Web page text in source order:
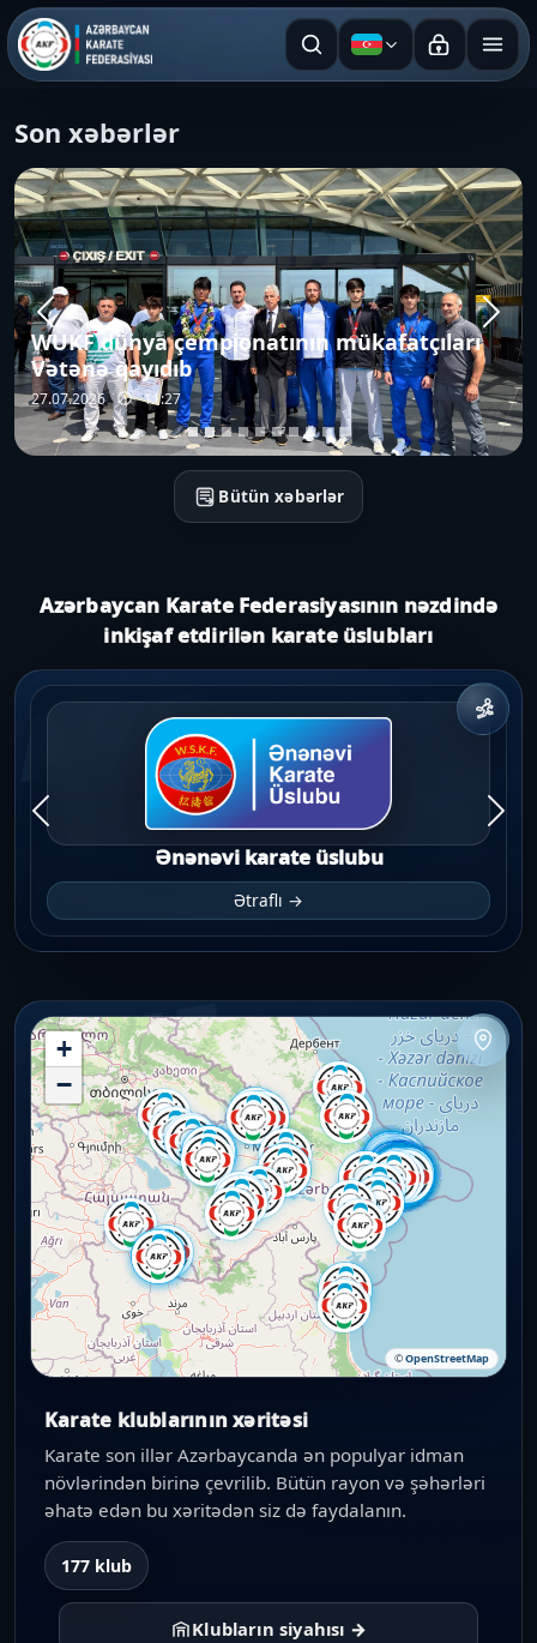
Azərbaycan dili
Son xəbərlər
Sensei Manabu Murakaminin rəhbərliyi ilə
keçirilən karate üzrə texniki seminar
uğurla başa çatıb
26.07.2026 17:52
Bütün xəbərlər
Azərbaycan Karate Federasiyasının nəzdində
inkişaf etdirilən karate üslubları
AKF
Ənənəvi karate üslubu
Ətraflı →
AKF
Karate klublarının xəritəsi
Karate son illər Azərbaycanda ən populyar idman
növlərindən birinə çevrilib. Bütün rayon və şəhərləri
əhatə edən bu xəritədən siz də faydalanın.
177 klub
Klubların siyahısı →
+
−
©OpenStreetMap